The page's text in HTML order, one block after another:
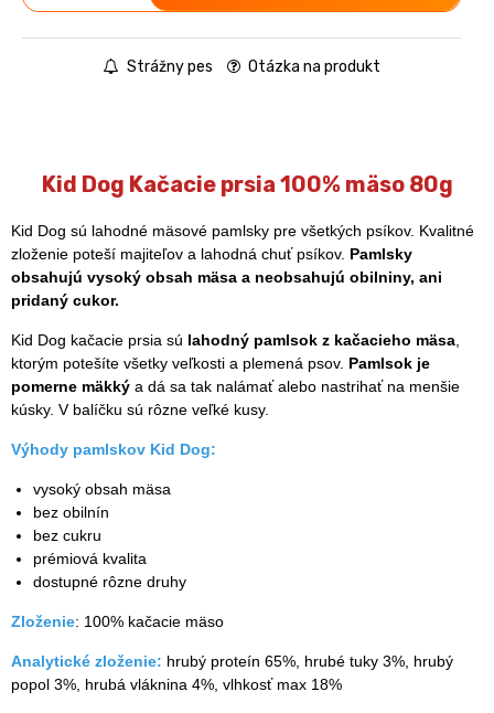
Strážny pes Otázka na produkt
Kid Dog Kačacie prsia 100% mäso 80g
Kid Dog sú lahodné mäsové pamlsky pre všetkých psíkov. Kvalitné
zloženie poteší majiteľov a lahodná chuť psíkov. Pamlsky
obsahujú vysoký obsah mäsa a neobsahujú obilniny, ani
pridaný cukor.
Kid Dog kačacie prsia sú lahodný pamlsok z kačacieho mäsa
ktorým potešíte všetky veľkosti a plemená psov. Pamlsok je
pomerne mäkký a dá sa tak nalámať alebo nastrihať na menšie
kúsky. V balíčku sú rôzne veľké kusy.
Výhody pamlskov Kid Dog:
vysoký obsah mäsa
bez obilnín
bez cukru
prémiová kvalita
dostupné rôzne druhy
Zloženie: 100% kačacie mäso
Analytické zloženie: hrubý proteín 65%, hrubé tuky 3%, hrubý
popol 3%, hrubá vláknina 4%, vlhkosť max 18%